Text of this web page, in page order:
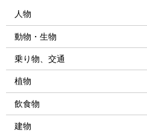
人物
動物・生物
乗り物、交通
植物
飲食物
建物